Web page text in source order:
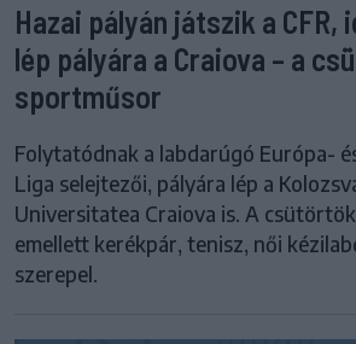
Hazai pályán játszik a CFR,
lép pályára a Craiova – a
sportműsor
Folytatódnak a labdarúgó Európa-
Liga selejtezői, pályára lép a
Universitatea Craiova is. A
emellett kerékpár, tenisz, női
szerepel.